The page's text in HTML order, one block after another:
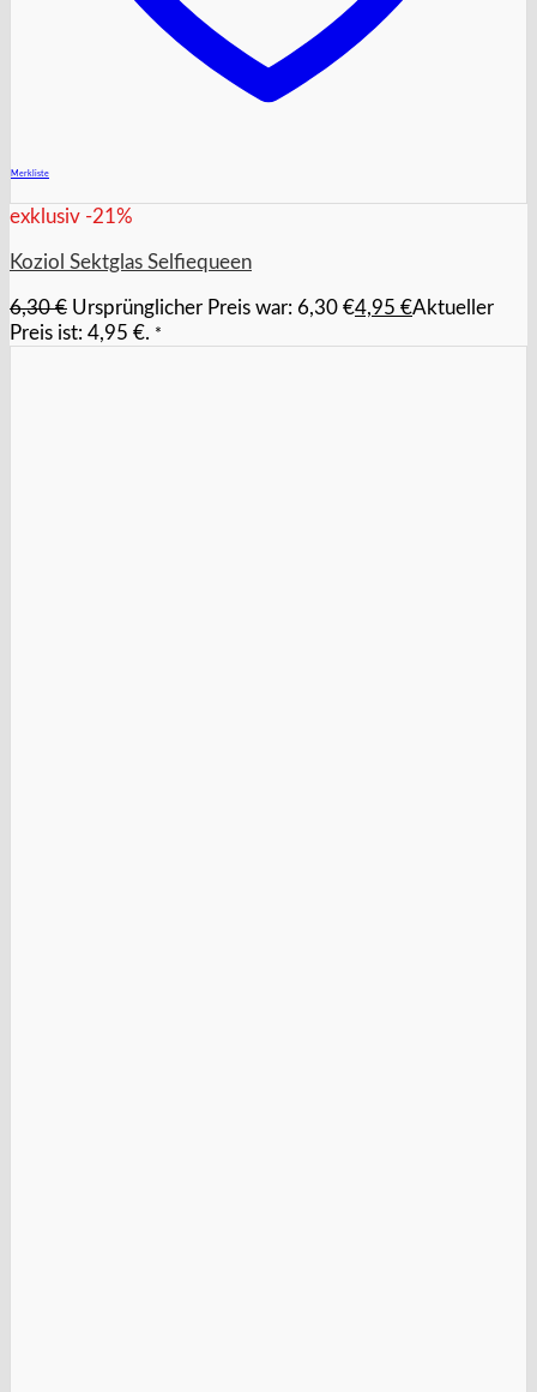
Merkliste
exklusiv -21%
Koziol Sektglas Selfiequeen
6,30€ Ursprünglicher Preis war: 6,30 €4,95 €Aktueller
Preis ist: 4,95 €. *